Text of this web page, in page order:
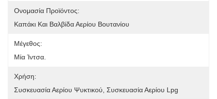
Ονομασία Προϊόντος:
Καπάκι Και Βαλβίδα Αερίου Βουτανίου
Μέγεθος:
Μία Ίντσα.
Χρήση:
Συσκευασία Αερίου Ψυκτικού, Συσκευασία Αερίου Lpg